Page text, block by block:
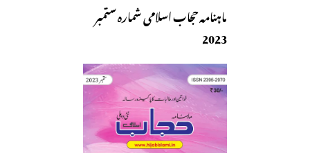
ماہنامہ حجاب اسلامی شمارہ ستمبر
2023